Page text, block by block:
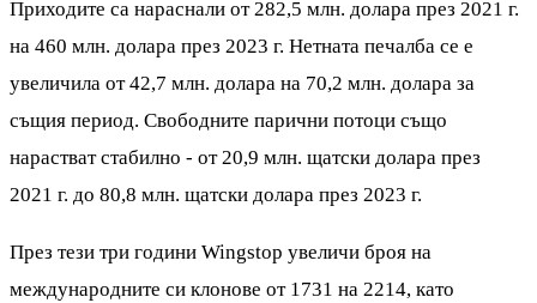
Приходите са нараснали от 282,5 млн. долара през 2021 г.
на 460 млн. долара през 2023 г. Нетната печалба се е
увеличила от 42,7 млн. долара на 70,2 млн. долара за
същия период. Свободните парични потоци също
нарастват стабилно - от 20,9 млн. щатски долара през
2021 г. до 80,8 млн. щатски долара през 2023 г.
През тези три години Wingstop увеличи броя на
международните си клонове от 1731 на 2214, като